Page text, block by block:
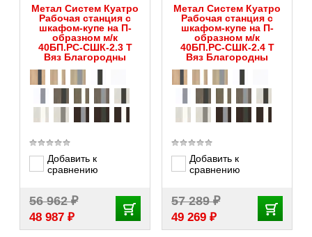
Метал Систем Куатро
Рабочая станция с
шкафом-купе на П-
образном м/к
40БП.РС-СШК-2.3 Т
Вяз Благородны
Добавить к
сравнению
56 962₽
48 987 ₽
Метал Систем Куатро
Рабочая станция с
шкафом-купе на П-
образном м/к
40БП.РС-СШК-2.4 Т
Вяз Благородны
Добавить к
сравнению
57 289₽
49 269 ₽